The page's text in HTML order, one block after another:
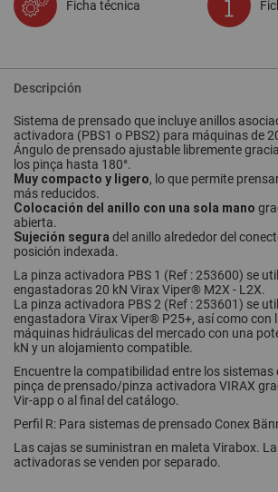
Ficha técnica
Descripción
Sistema de prensadoque incluye anillos
activadora (PBS1 o PBS2) para máquinas de
Ángulo de prensado ajustable libremente
los pinça hasta 180°.
Muy compacto y ligero, lo que permite
más reducidos.
Colocación del anillo con una sola mano
abierta.
Sujeción segura del anillo alrededor del
posición indexada.
La pinza activadora PBS 1 (Ref : 253600) se
engastadoras 20 kN Virax Viper® M2X - L2X.
La pinza activadora PBS 2 (Ref : 253601) se
engastadora Virax Viper® P25+, así como con
máquinas hidráulicas del mercado con una
kN y un alojamiento compatible.
Encuentre la compatibilidad entre los sistemas
pinça de prensado/pinza activadora VIRAX
Vir-app o al final del catálogo.
Perfil R: Para sistemas de prensado Conex
Las cajas se suministran en maleta Virabox.
activadoras se venden por separado.